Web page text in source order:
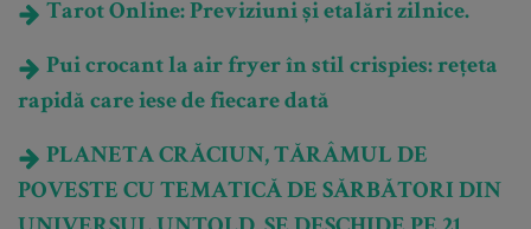
Tarot Online: Previziuni și etalări zilnice.
Pui crocant la air fryer în stil crispies: rețeta
rapidă care iese de fiecare dată
PLANETA CRĂCIUN, TĂRÂMUL DE
POVESTE CU TEMATICĂ DE SĂRBĂTORI DIN